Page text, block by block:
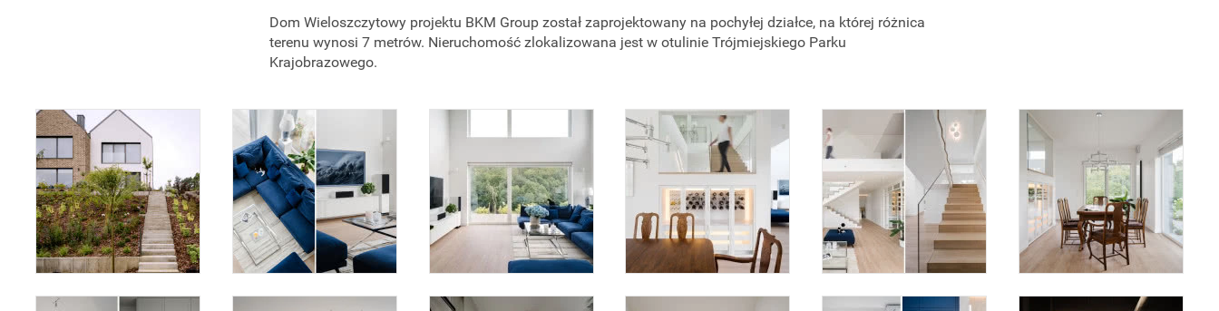
Dom Wieloszczytowy projektu BKM Group został zaprojektowany na pochyłej działce, na której różnica
terenu wynosi 7 metrów. Nieruchomość zlokalizowana jest w otulinie Trójmiejskiego Parku
Krajobrazowego.